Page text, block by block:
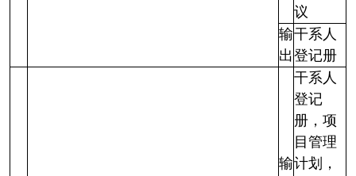
议
输
出
干系人
登记册
输
干系人
登记
册，项
目管理
计划，